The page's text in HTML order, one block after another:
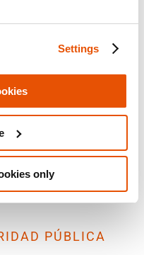
Settings
only
directores de TI
PÚBLICA